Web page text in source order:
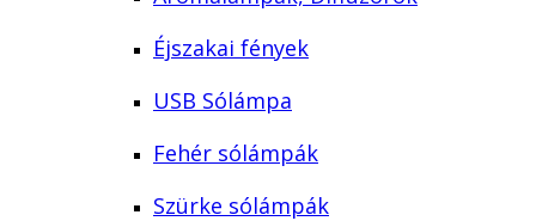
Éjszakai fények
USB Sólámpa
Fehér sólámpák
Szürke sólámpák